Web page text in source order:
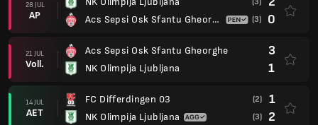
28 JUL
AP
Acs Sepsi Osk Sfantu Gheorghe
(3) 0
21 JUL
Voll.
Acs Sepsi Osk Sfantu Gheorghe
NK Olimpija Ljubljana
3
1
14 JUL
AET
FC Differdingen 03
NK Olimpija Ljubljana
(2) 1
(3) 2